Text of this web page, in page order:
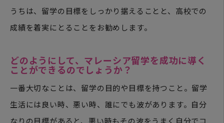
うちは、留学の目標をしっかり据えることと、高校での
成績を着実にとることをお勧めします。
どのようにして、マレーシア留学を成功に導く
ことができるのでしょうか？
一番大切なことは、留学の目的や目標を持つこと。留学
生活には良い時、悪い時、誰にでも波があります。自分
なりの目標があると、悪い時もその波をうまく自分でコ